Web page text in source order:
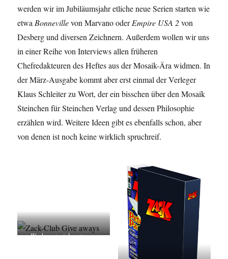
werden wir im Jubiläumsjahr etliche neue Serien starten wie
etwa Bonnevillevon Marvano oderEmpire USA 2von
Desberg und diversen Zeichnern. Außerdem wollen wir uns
in einer Reihe von Interviews allen früheren
Chefredakteuren des Heftes aus der Mosaik-Ära widmen. In
der März-Ausgabe kommt aber erst einmal der Verleger
Klaus Schleiter zu Wort, der ein bisschen über den Mosaik
Steinchen für Steinchen Verlag und dessen Philosophie
erzählen wird. Weitere Ideen gibt es ebenfalls schon, aber
von denen ist noch keine wirklich spruchreif.
Werbematerial gestern …